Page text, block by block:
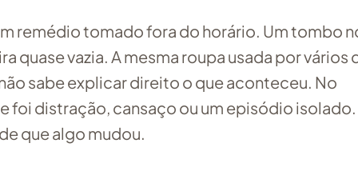
remédio tomado fora do horário. Um tombo
quase vazia. A mesma roupa usada por vários
sabe explicar direito o que aconteceu. No
foi distração, cansaço ou um episódio isolado.
que algo mudou.